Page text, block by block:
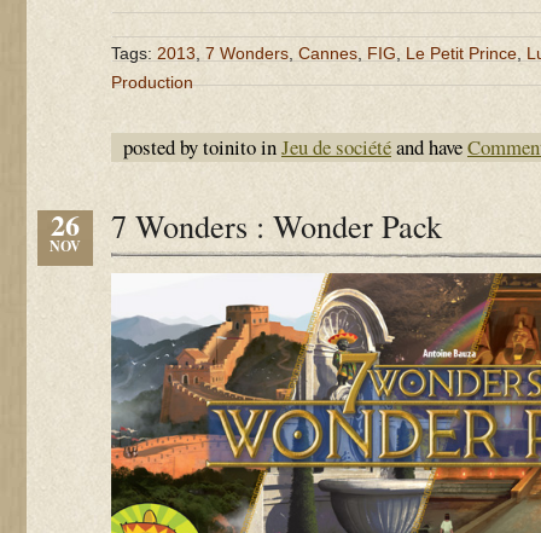
Tags: 2013 7 Wonders Cannes FIG Le Petit Prince
Production
posted by toinito inJeu de sociétéand have
26
NOV 7 Wonders : Wonder Pack